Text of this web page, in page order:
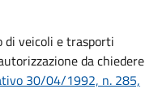
veicoli e trasporti
da chiedere
30/04/1992, n. 285,